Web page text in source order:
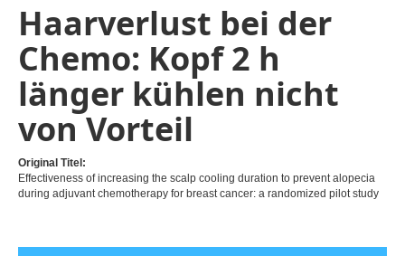
Haarverlust bei der
Chemo: Kopf 2 h
länger kühlen nicht
von Vorteil
Original Titel:
Effectiveness of increasing the scalp cooling duration to prevent alopecia
during adjuvant chemotherapy for breast cancer: a randomized pilot study